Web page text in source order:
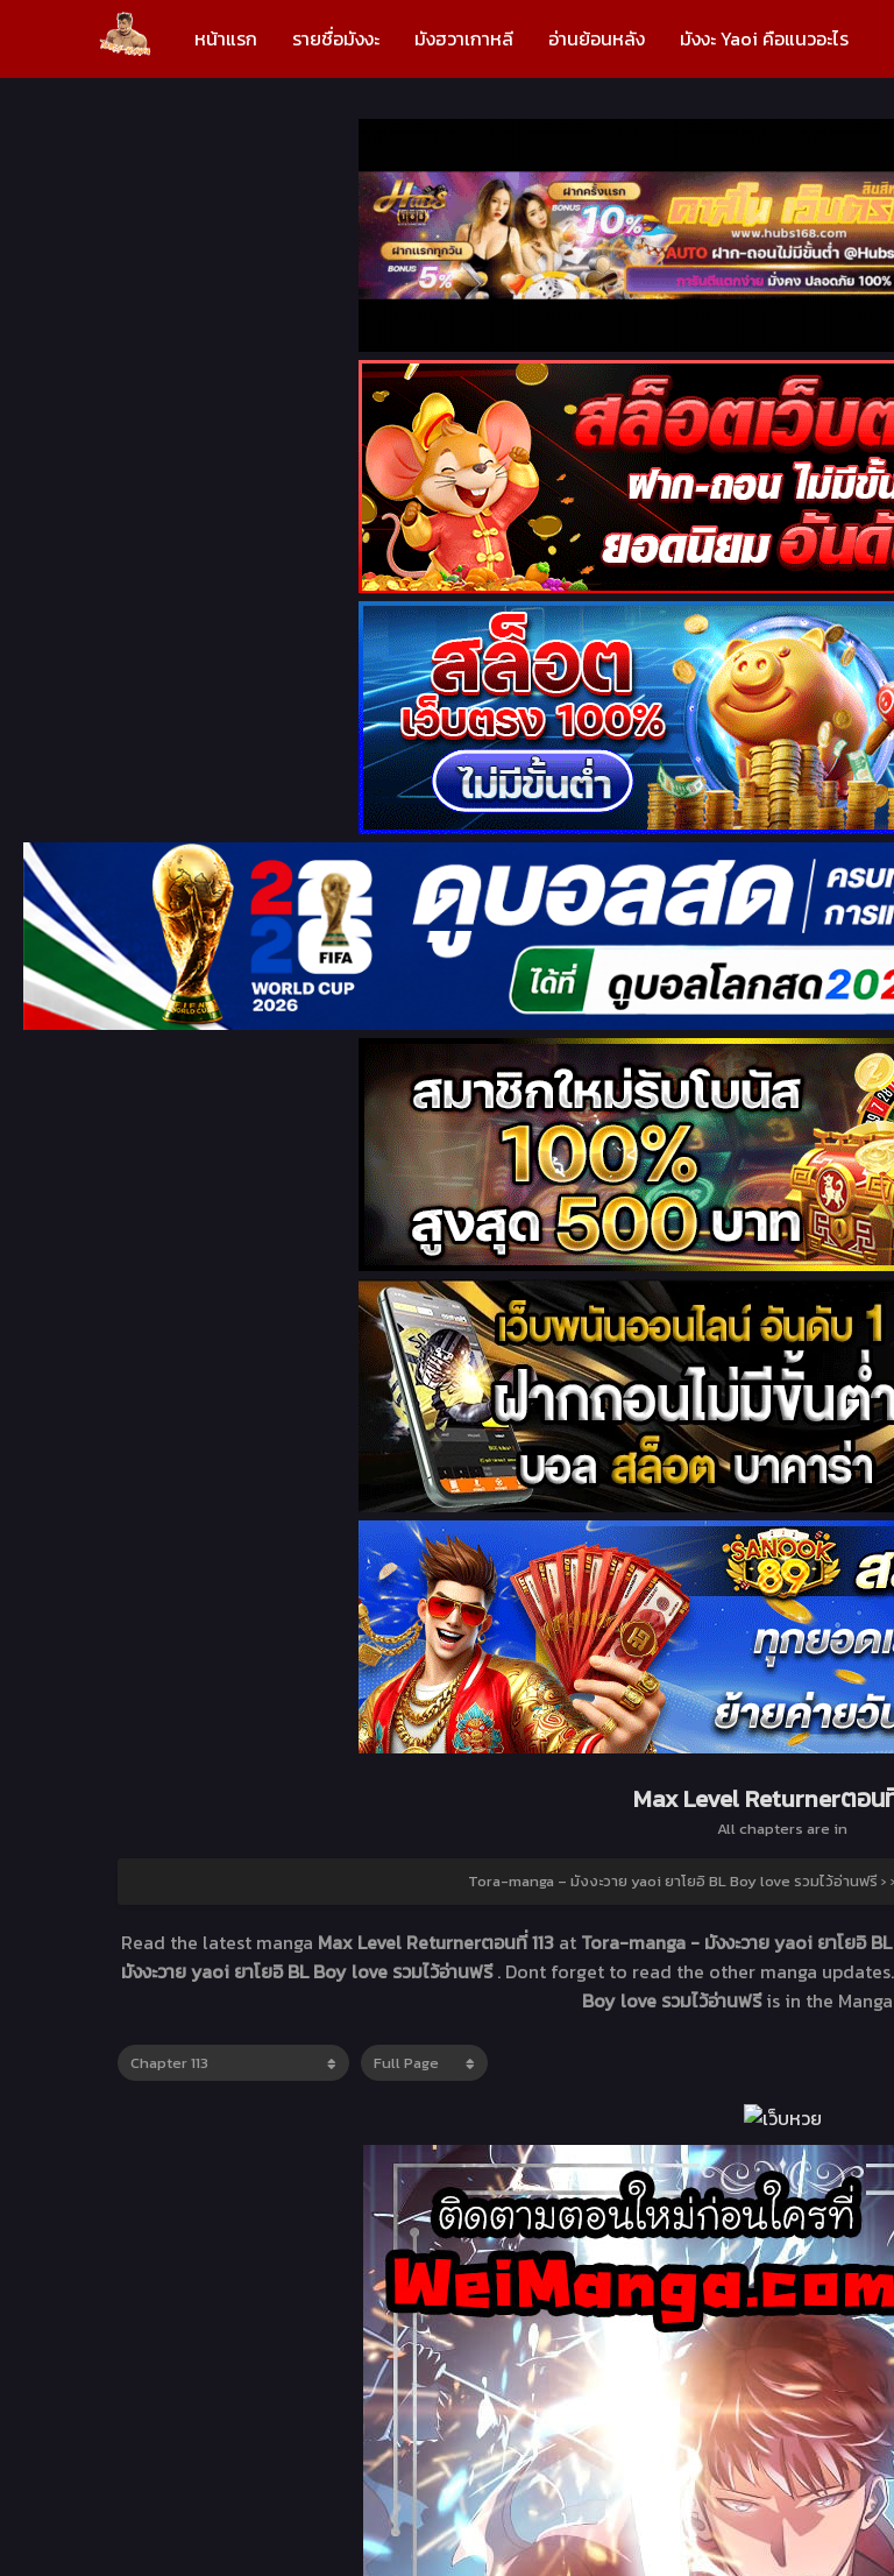
หน้าแรก รายชื่อมังงะ มังฮวาเกาหลี อ่านย้อนหลัง มังงะ Yaoi คือแนวอะไร
Max Level Returnerตอน
All chapters are in
Tora-manga – มังงะวาย yaoi ยาโยอิ BL Boy love รวมไว้อ่านฟรี › ›
Read the latest manga Max Level Returnerตอนที่ 113 at Tora-manga - มังงะวาย yaoi ยาโยอิ
มังงะวาย yaoi ยาโยอิ BL Boy love รวมไว้อ่านฟรี. Dont forget to read the other manga
Boy love รวมไว้อ่านฟรีis in the